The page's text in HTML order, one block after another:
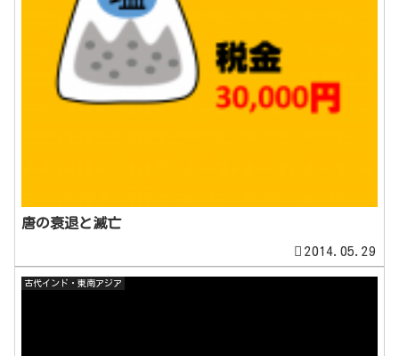
唐の衰退と滅亡
2014.05.29
古代インド・東南アジア